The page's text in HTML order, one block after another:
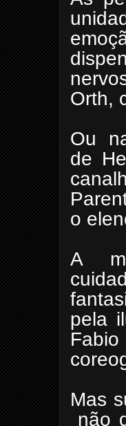
Orth,
Ou
de
o
A
pela
Mas
não